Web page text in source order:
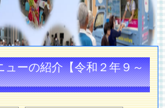
ューの紹介【令和２年９～